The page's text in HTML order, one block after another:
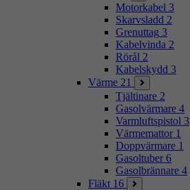
Motorkabel 3
Skarvsladd 2
Grenuttag 3
Kabelvinda 2
Rörål 2
Kabelskydd 3
Värme 21
Tjältinare 2
Gasolvärmare 4
Varmluftspistol 3
Värmemattor 1
Doppvärmare 1
Gasoltuber 6
Gasolbrännare 4
Fläkt 16